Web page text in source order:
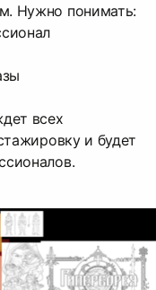
Нужно понимать:
всех
и будет